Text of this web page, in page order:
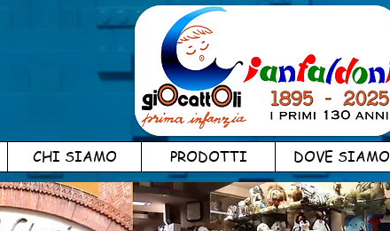
CHI SIAMO PRODOTTI DOVE SIAMO